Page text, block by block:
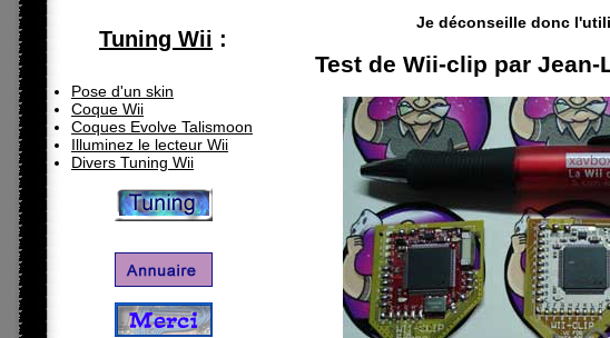
Tuning Wii :
Pose d'un skin
Coque Wii
Coques Evolve Talismoon
Illuminez le lecteur Wii
Divers Tuning Wii
Je déconseille donc
Test de Wii-clip par Jean-